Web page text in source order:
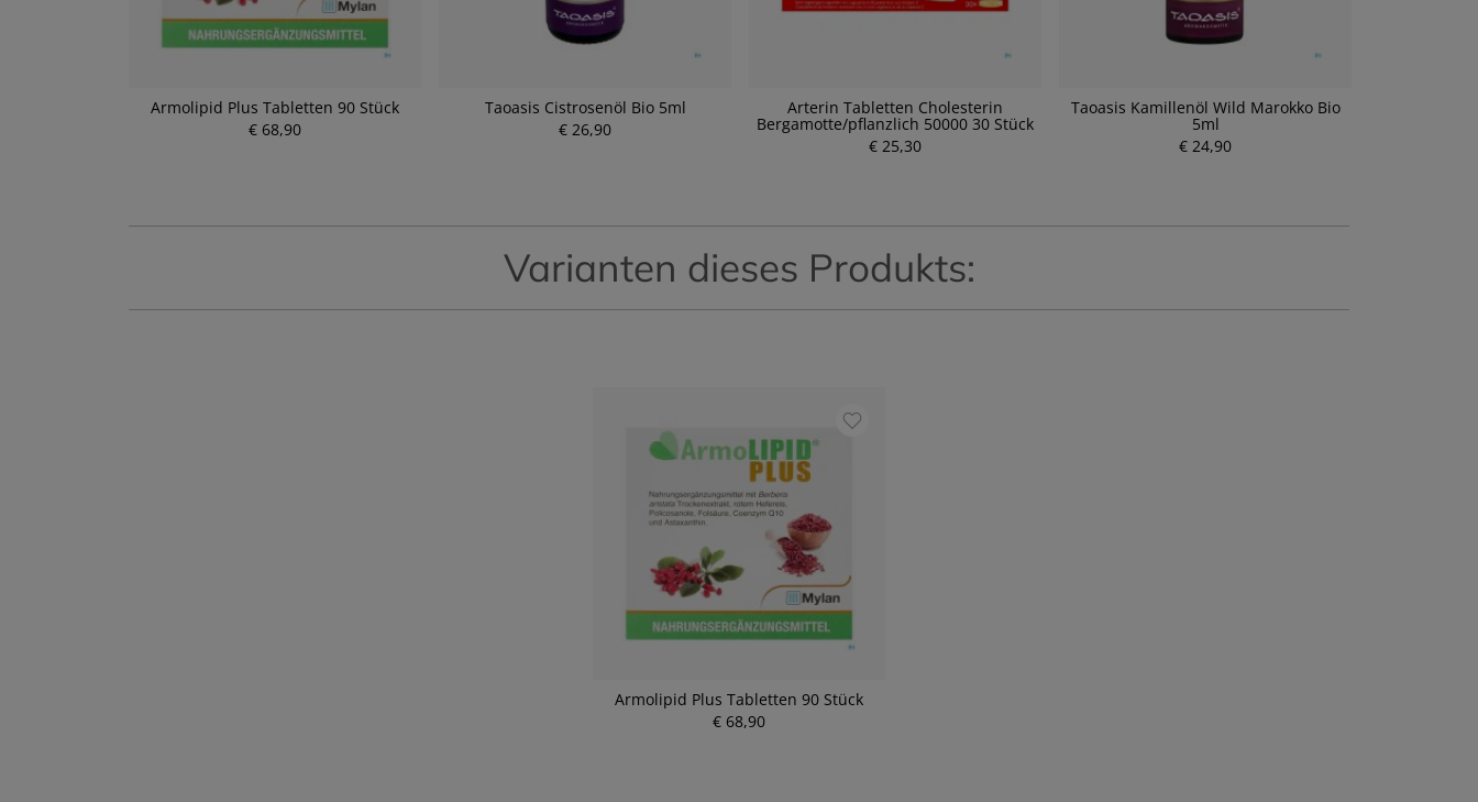
Armolipid Plus Tabletten 90 Stück
€ 68,90
Taoasis Cistrosenöl Bio 5ml
€ 26,90
Arterin Tabletten Cholesterin
Bergamotte/pflanzlich 50000 30 Stück
€ 25,30
Taoasis Kamillenöl Wild Marokko Bio
5ml
€ 24,90
P
P P
r P
Varianten dieses Produkts:
Armolipid Plus Tabletten 90 Stück
€ 68,90